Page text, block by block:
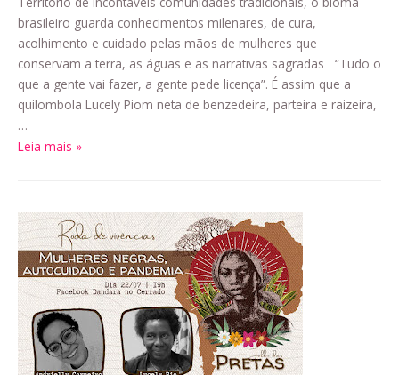
brasileiro guarda conhecimentos milenares, de cura,
acolhimento e cuidado pelas mãos de mulheres que
conservam a terra, as águas e as narrativas sagradas “Tudo o
que a gente vai fazer, a gente pede licença”. É assim que a
quilombola Lucely Piom neta de benzedeira, parteira e raizeira,
…
Leia mais »